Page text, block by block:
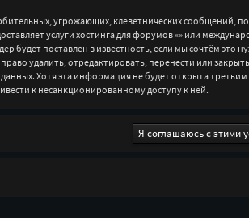
угрожающих, клеветнических
услуги хостинга для форумов «» или
будет поставлен в известность, если мы сочтём это
удалить, отредактировать, перенести или
Хотя эта информация не будет открыта
к несанкционированному доступу к ней.